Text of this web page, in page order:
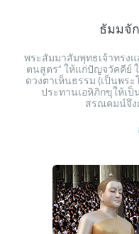
ธัมมจั
พระสัมมาสัมพุทธเจ้าทรง
ตนสูตร” ให้แก่ปัญจวัคคี
ดวงตาเห็นธรรม (เป็นพร
ประทานเอหิภิกขุให้เ
สรณคมน์จึง